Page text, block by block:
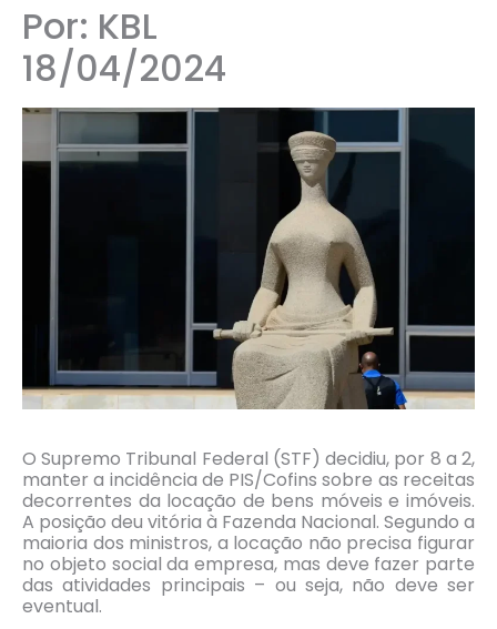
Por: KBL
18/04/2024
O Supremo Tribunal Federal (STF) decidiu, por 8 a 2,
manter a incidência de PIS/Cofins sobre as receitas
decorrentes da locação de bens móveis e imóveis.
A posição deu vitória à Fazenda Nacional. Segundo a
maioria dos ministros, a locação não precisa figurar
no objeto social da empresa, mas deve fazer parte
das atividades principais – ou seja, não deve ser
eventual.